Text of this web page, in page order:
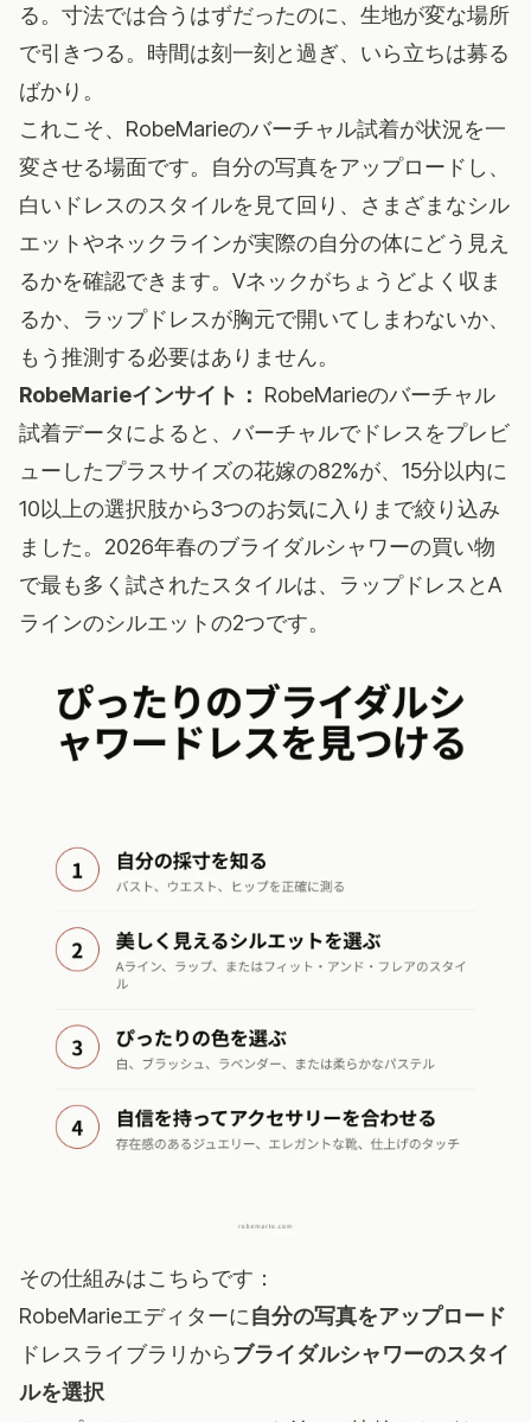
る。寸法では合うはずだったのに、生地が変な場所
で引きつる。時間は刻一刻と過ぎ、いら立ちは募る
ばかり。
これこそ、 RobeMarieのバーチャル試着が状況を一
変させる場面です。自分の写真をアップロードし、
白いドレスのスタイルを見て回り、さまざまなシル
エットやネックラインが実際の自分の体にどう見え
るかを確認できます。Vネックがちょうどよく収ま
るか、ラップドレスが胸元で開いてしまわないか、
もう推測する必要はありません。
RobeMarieインサイト： RobeMarieのバーチャル
試着データによると、バーチャルでドレスをプレビ
ューしたプラスサイズの花嫁の82%が、15分以内に
10以上の選択肢から3つのお気に入りまで絞り込み
ました。2026年春のブライダルシャワーの買い物
で最も多く試されたスタイルは、ラップドレスとA
ラインのシルエットの2つです。
その仕組みはこちらです：
RobeMarieエディターに自分の写真をアップロード
ドレスライブラリからブライダルシャワーのスタイ
ルを選択